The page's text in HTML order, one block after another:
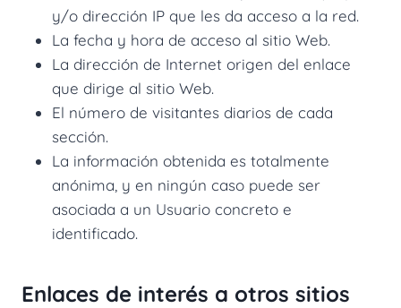
y/o dirección IP que les da acceso a la red.
La fecha y hora de acceso al sitio Web.
La dirección de Internet origen del enlace
que dirige al sitio Web.
El número de visitantes diarios de cada
sección.
La información obtenida es totalmente
anónima, y en ningún caso puede ser
asociada a un Usuario concreto e
identificado.
Enlaces de interés a otros sitios